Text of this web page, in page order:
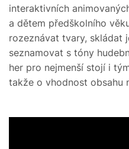
interaktivních
a dětem předškolního
rozeznávat tvary, skládat
seznamovat s tóny
her pro nejmenší stojí i
takže o vhodnost obsahu